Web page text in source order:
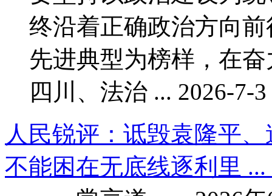
终沿着正确政治方
先进典型为榜样，在
四川、法治 ... 2026-7-3
人民锐评：诋毁袁隆平
不能困在无底线逐利里 ...